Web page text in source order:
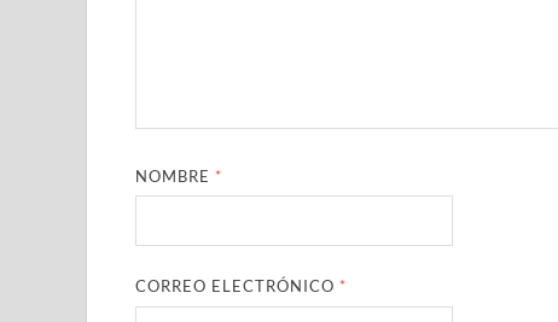
NOMBRE *
CORREO ELECTRÓNICO *